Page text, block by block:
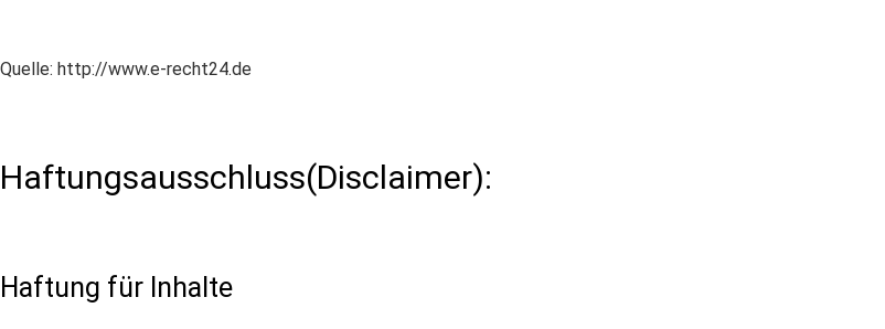
Quelle: http://www.e-recht24.de
Haftungsausschluss(Disclaimer):
Haftung für Inhalte